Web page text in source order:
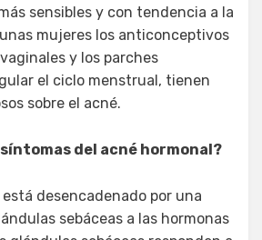
sensibles y con tendencia a la
mujeres los anticonceptivos
y los parches
el ciclo menstrual, tienen
sobre el acné.
del acné hormonal?
desencadenado por una
sebáceas a las hormonas